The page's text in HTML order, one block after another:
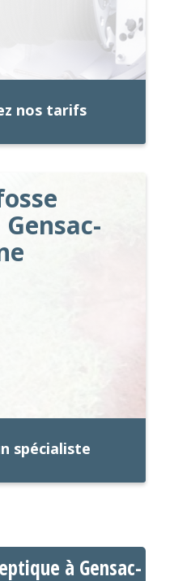
nos tarifs
spécialiste
à Gensac-